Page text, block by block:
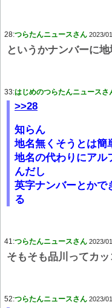
28:つらたんニュースさん 2023/
というかナンバーに
33:はじめのつらたんニュースさ
>>28
知らん
地名無くそうとは簡
地名の代わりにアル
んだし
英字ナンバーとかで
る
41:つらたんニュースさん 2023/
そもそも品川ってカッ
52:つらたんニュースさん 2023/